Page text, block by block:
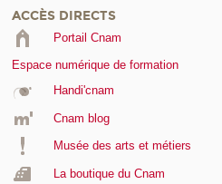
ACCÈS DIRECTS
Portail Cnam
Espace numérique de formation
Handi'cnam
Cnam blog
Musée des arts et métiers
La boutique du Cnam